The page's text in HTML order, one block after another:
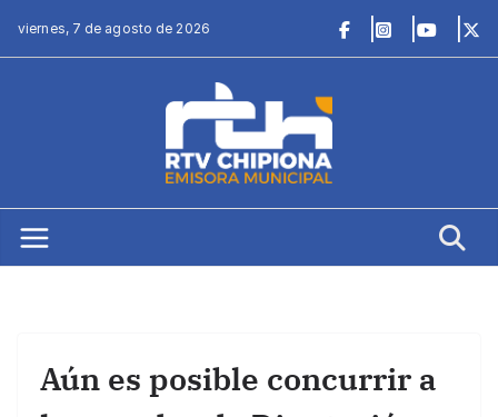
viernes, 7 de agosto de 2026
Aún es posible concurrir a